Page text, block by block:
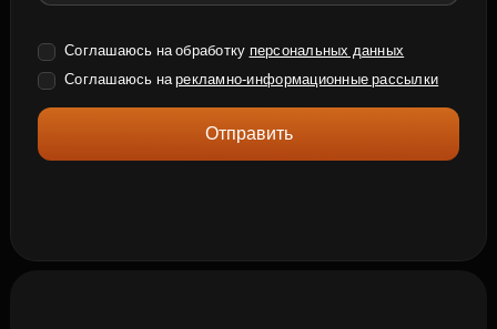
Соглашаюсь на обработку персональных данных
Соглашаюсь нарекламно-информационные рассылки
Отправить